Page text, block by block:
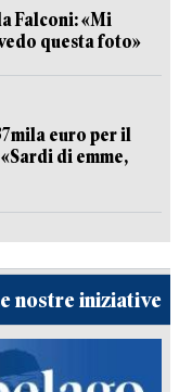
Falconi: «Mi
questa foto»
euro per il
di emme,
nostre iniziative